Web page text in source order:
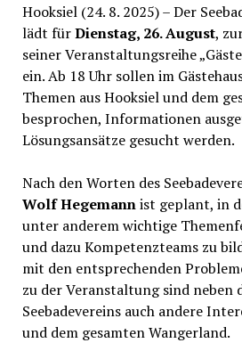
Hooksiel (24. 8. 2025) – Der
lädt fürDienstag, 26. August,
seiner Veranstaltungsreihe
ein. Ab 18 Uhr sollen im
Themen aus Hooksiel und dem
besprochen, Informationen
Lösungsansätze gesucht werden.
Nach den Worten des
Wolf Hegemannist geplant, in
unter anderem wichtige
und dazu Kompetenzteams zu
mit den entsprechenden
zu der Veranstaltung sind neben
Seebadevereins auch andere
und dem gesamten Wangerland.